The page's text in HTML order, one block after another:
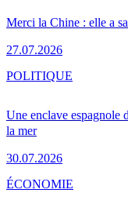
Merci la Chine : elle a
27.07.2026
Une enclave espagnole
la mer
30.07.2026
POLITIQUE
ÉCONOMIE